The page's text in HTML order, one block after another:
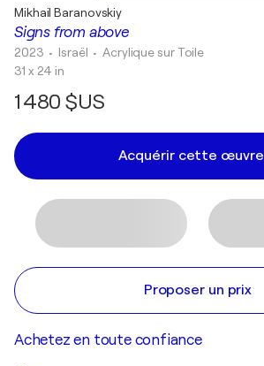
Signs from above
Mikhail Baranovskiy
2023 • Israël •Acrylique sur Toile
31 x 24 in
1 480 $US
Acquérir cette œuvre
Proposer un prix
Achetez en toute confiance